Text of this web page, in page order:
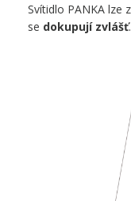
Svítidlo PANKA lze
se dokupují zvlášť.